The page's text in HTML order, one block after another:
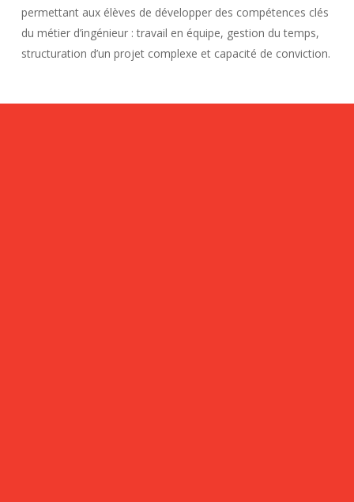
permettant aux élèves de développer des compétences clés
du métier d’ingénieur : travail en équipe, gestion du temps,
structuration d’un projet complexe et capacité de conviction.